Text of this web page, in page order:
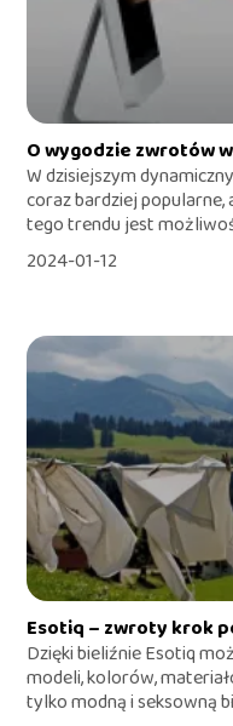
O wygodzie zwrotów
W dzisiejszym
coraz bardziej
tego trendu jest
2024-01-12
Esotiq – zwroty krok
Dzięki bieliźnie Esotiq
modeli, kolorów,
tylko modną i seksowną